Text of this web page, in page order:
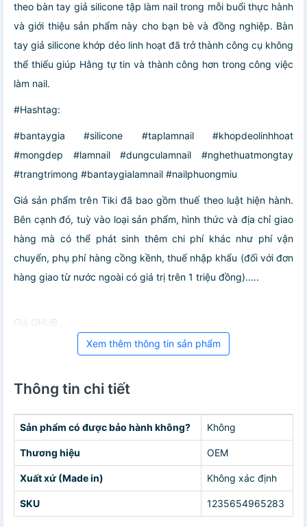
theo bàn tay giả silicone tập làm nail trong mỗi buổi thực hành
và giới thiệu sản phẩm này cho bạn bè và đồng nghiệp. Bàn
tay giả silicone khớp dẻo linh hoạt đã trở thành công cụ không
thể thiếu giúp Hằng tự tin và thành công hơn trong công việc
làm nail.
#Hashtag:
#bantaygia #silicone #taplamnail #khopdeolinhhoat
#mongdep #lamnail #dungculamnail #nghethuatmongtay
#trangtrimong #bantaygialamnail #nailphuongmiu
Giá sản phẩm trên Tiki đã bao gồm thuế theo luật hiện hành.
Bên cạnh đó, tuỳ vào loại sản phẩm, hình thức và địa chỉ giao
hàng mà có thể phát sinh thêm chi phí khác như phí vận
chuyển, phụ phí hàng cồng kềnh, thuế nhập khẩu (đối với đơn
hàng giao từ nước ngoài có giá trị trên 1 triệu đồng).....
Giá GHUB
Xem thêm thông tin sản phẩm
Thông tin chi tiết
Sản phẩm có được bảo hành không? Không
Thương hiệu OEM
Xuất xứ (Made in) Không xác định
SKU 1235654965283